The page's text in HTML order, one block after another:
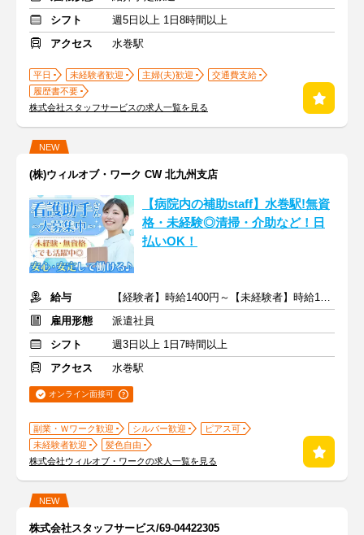
シフト
週5日以上 1日8時間以上
アクセス
水巻駅
平日 未経験者歓迎 主婦(夫)歓迎
交通費支給
履歴書不要
株式会社スタッフサービスの求人一覧を見る
NEW
(株)ウィルオブ・ワーク CW 北九州支店
【病院内の補助staff】水巻駅!無資
格・未経験◎清掃・介助など！日
払いOK！
給与
【経験者】時給1400円～【未経験者】時給1350円～ ＋交通費
雇用形態
派遣社員
シフト
週3日以上 1日7時間以上
アクセス
水巻駅
オンライン面接可
副業・Ｗワーク歓迎 シルバー歓迎
ピアス可
未経験者歓迎
髪色自由
株式会社ウィルオブ・ワークの求人一覧を見る
NEW
株式会社スタッフサービス/69-04422305